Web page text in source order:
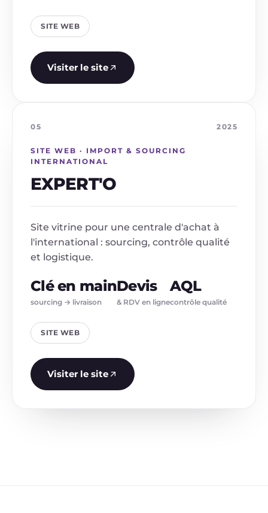
SITE WEB
Visiter le site
05 2025
SITE WEB · IMPORT & SOURCING
INTERNATIONAL
EXPERT'O
Site vitrine pour une centrale d'achat à
l'international : sourcing, contrôle qualité
et logistique.
Clé en main
sourcing → livraison
Devis
& RDV en ligne
AQL
contrôle qualité
SITE WEB
Visiter le site